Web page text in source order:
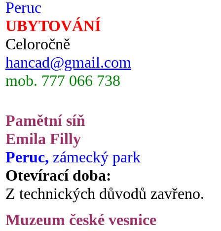
Peruc
UBYTOVÁNÍ
Celoročně
hancad@gmail.com
mob. 777 066 738
Pamětní síň
Emila Filly
Peruc, zámecký park
Otevírací doba:
Z technických důvodů zavřeno.
Muzeum české vesnice